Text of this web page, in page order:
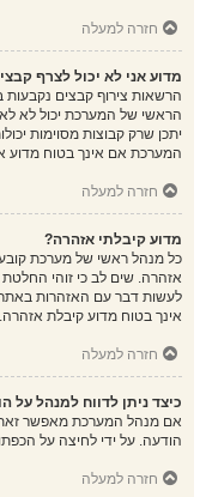
חזרה למעלה
מדוע אני לא יכול לצרף
הרשאות צירוף קבצים
הראשי של המערכת יכול לא
יתכן שרק קבוצות מסוימות
המערכת אם אינך בטוח מדוע
חזרה למעלה
מדוע קיבלתי אזהרה?
כל מנהל ראשי של מערכת
לעשות דבר עם האזהרות
אינך בטוח מדוע קיבלת אזהרה.
חזרה למעלה
כיצד ניתן לדווח למנהל על
אם מנהל המערכת מאפשר
הודעה. על ידי לחיצה על
חזרה למעלה